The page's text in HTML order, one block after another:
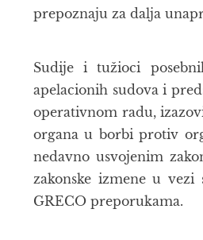
prepoznaju za dalja
Sudije i tužioci
apelacionih sudova i
operativnom radu,
organa u borbi protiv
nedavno usvojenim
zakonske izmene u
GRECO preporukama.